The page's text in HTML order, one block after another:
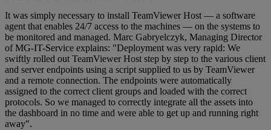
It was simply necessary to install TeamViewer Host — a software
agent that enables 24/7 access to the machines — on the systems to
be monitored and managed. Marc Gabryelczyk, Managing Director
of MG-IT-Service explains: "Deployment was very rapid: We
swiftly rolled out TeamViewer Host step by step to the various client
and server endpoints using a script supplied to us by TeamViewer
and a remote connection. The endpoints were automatically
assigned to the correct client groups and loaded with the correct
protocols. So we managed to correctly integrate all the assets into
the dashboard in no time and were able to get up and running right
away".